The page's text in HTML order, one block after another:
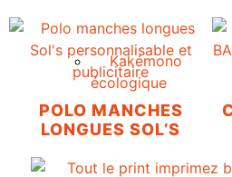
Kakémono
écologique
POLO MANCHES
LONGUES SOL’S